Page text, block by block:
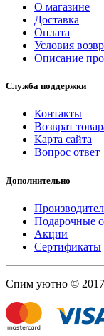
О магазине
Доставка
Оплата
Условия
Описание
Служба поддержки
Контакты
Возврат
Карта сайта
Вопрос ответ
Дополнительно
Подарочные
Акции
Сертификаты
Спим уютно ©